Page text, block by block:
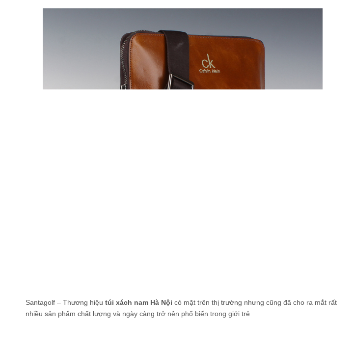
Santagolf – Thương hiệu túi xách nam Hà Nội có mặt trên thị trường nhưng cũng đã cho ra mắt rất
nhiều sản phẩm chất lượng và ngày càng trở nên phổ biến trong giới trẻ